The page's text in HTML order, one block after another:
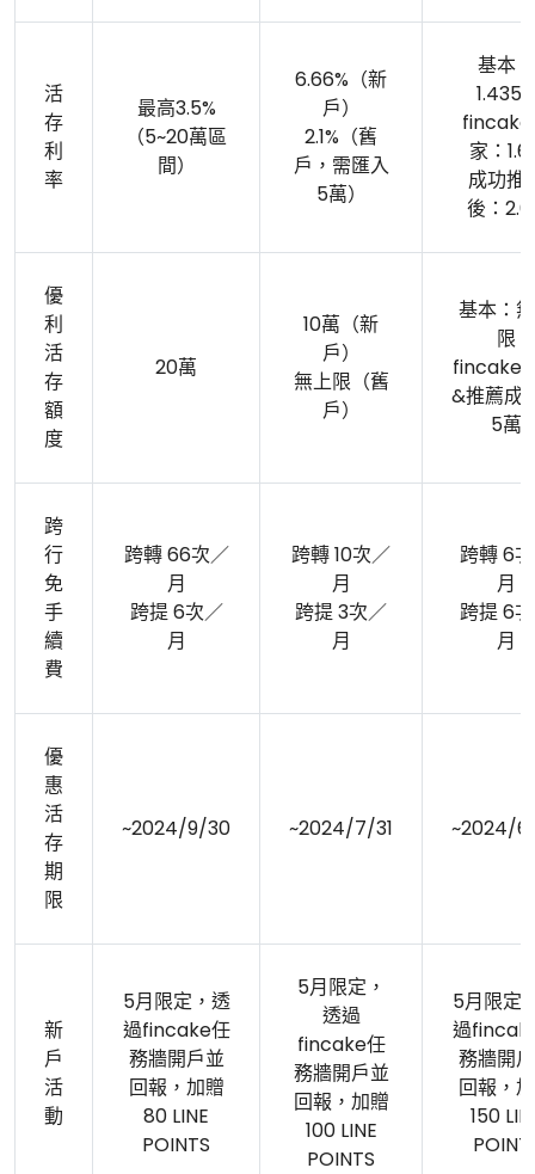
活
存
利
率
最高3.5%
（5~20萬區
間）
6.66%（新
戶）
2.1%（舊
戶，需匯入
5萬）
基本：
1.435%
fincake
家：
成功推
後：
優
利
活
存
額
度
20萬
10萬（新
戶）
無上限（舊
戶）
基本：
限
fincake
&推薦成
5萬
跨
行
免
手
續
費
跨轉 66次／
月
跨提 6次／
月
跨轉 10次／
月
跨提 3次／
月
跨轉 6
月
跨提 6
月
優
惠
活
存
期
限
~2024/9/30 ~2024/7/31 ~2024/
新
戶
活
動
5月限定，透
過fincake任
務牆開戶並
回報，加贈
80 LINE
POINTS
5月限定，
透過
fincake任
務牆開戶並
回報，加贈
100 LINE
POINTS
5月限定
過
務牆開
回報，
150